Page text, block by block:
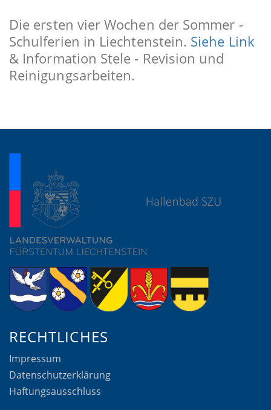
Die ersten vier Wochen der Sommer -
Schulferien in Liechtenstein. Siehe Link
& Information Stele - Revision und
Reinigungsarbeiten.
RECHTLICHES
Impressum
Datenschutzerklärung
Haftungsausschluss